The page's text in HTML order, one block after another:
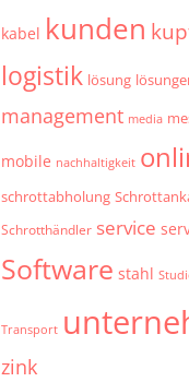
kabel kunden
logistik lösung
management media
mobile nachhaltigkeit
schrottabholung
Schrotthändler service
Software stahl
Transport
zink